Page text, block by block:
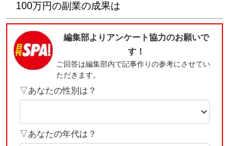
100万円の副業の成果は